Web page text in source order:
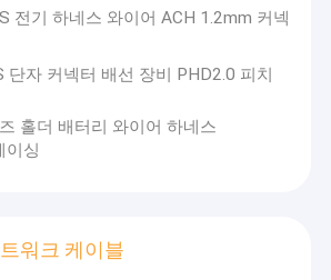
전기 하네스 와이어 ACH 1.2mm 커넥
자 커넥터 배선 장비 PHD2.0 피치
홀더 배터리 와이어 하네스
싱
워크 케이블